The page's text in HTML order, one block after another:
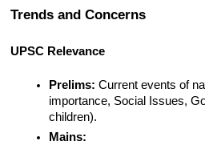
Trends and Concerns
UPSC Relevance
Prelims: Current events of
importance, Social Issues,
children).
Mains: